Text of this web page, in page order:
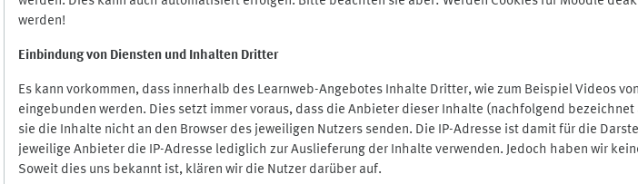
werden!
Einbindung von Diensten und Inhalten Dritter
Es kann vorkommen, dass innerhalb des Learnweb-Angebotes Inhalte Dritter, wie zum Beispiel Videos
eingebunden werden. Dies setzt immer voraus, dass die Anbieter dieser Inhalte (nachfolgend
sie die Inhalte nicht an den Browser des jeweiligen Nutzers senden. Die IP-Adresse ist damit für die
jeweilige Anbieter die IP-Adresse lediglich zur Auslieferung der Inhalte verwenden. Jedoch haben wir
Soweit dies uns bekannt ist, klären wir die Nutzer darüber auf.